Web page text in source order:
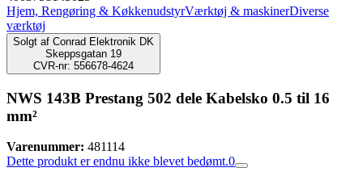
Hjem, Rengøring & KøkkenudstyrVærktøj & maskinerDiverse
værktøj
Solgt af Conrad Elektronik DK
Skeppsgatan 19
CVR-nr: 556678-4624
NWS 143B Prestang 502 dele Kabelsko 0.5 til 16
mm²
Varenummer: 481114
Dette produkt er endnu ikke blevet bedømt.0